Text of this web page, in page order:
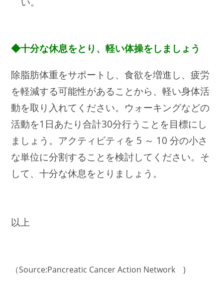
◆十分な休息をとり、軽い体操をしましょう
除脂肪体重をサポートし、食欲を増進し、疲労
を軽減する可能性があることから、軽い身体活
動を取り入れてください。ウォーキングなどの
活動を1日あたり合計30分行うことを目標にし
ましょう。アクティビティを 5 ～ 10 分の小さ
な単位に分割することを検討してください。そ
して、十分な休息をとりましょう。
以上
（Source:Pancreatic Cancer Action Network )